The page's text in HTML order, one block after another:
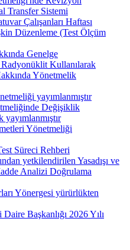
Transfer Sistemi
Çalışanları Haftası
Düzenleme (Test Ölçüm
Genelge
Radyonüklit Kullanılarak
Yönetmelik
yayımlanmıştır
Değişiklik
Yönetmeliği
Süreci Rehberi
yetkilendirilen Yasadışı ve
Analizi Doğrulama
Yönergesi yürürlükten
Başkanlığı 2026 Yılı